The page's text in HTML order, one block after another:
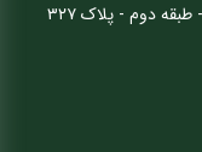
دوم - پلاک ۳۲۷